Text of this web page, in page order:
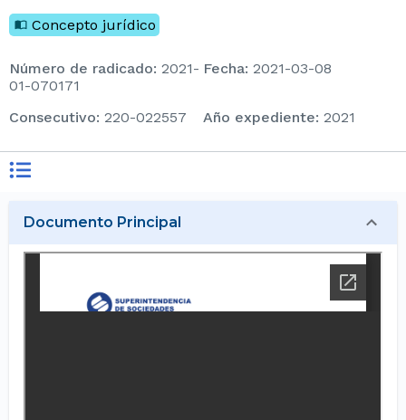
Concepto jurídico
Número de radicado: 2021-
01-070171
Fecha: 2021-03-08
consecutivo: 220-022557 Año expediente: 2021
Documento Principal